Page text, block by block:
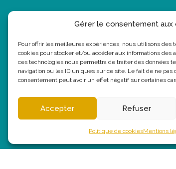
Gérer le consentement aux
Pour offrir les meilleures expériences, nous utilisons des
cookies pour stocker et/ou accéder aux informations des
ces technologies nous permettra de traiter des données
navigation ou les ID uniques sur ce site. Le fait de ne pas
consentement peut avoir un effet négatif sur certaines
Accepter Refuser
Politique de cookiesMentions